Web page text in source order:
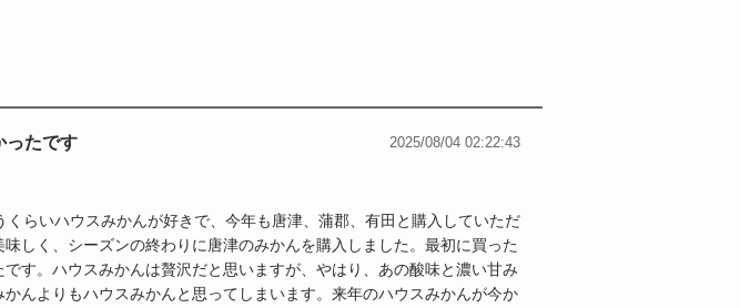
ったです 2025/08/04 02:22:43
らいハウスみかんが好きで、今年も唐津、蒲郡、有田と購入していただ
しく、シーズンの終わりに唐津のみかんを購入しました。最初に買った
す。ハウスみかんは贅沢だと思いますが、やはり、あの酸味と濃い甘み
んよりもハウスみかんと思ってしまいます。来年のハウスみかんが今か